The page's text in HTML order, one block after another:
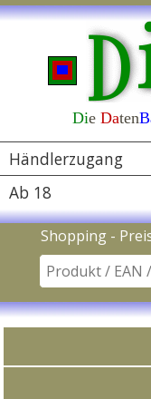
Die Daten
Navigation
Händlerzugang
Ab 18
Suche nach Produkt
Shopping -
In Kategorien kaufen